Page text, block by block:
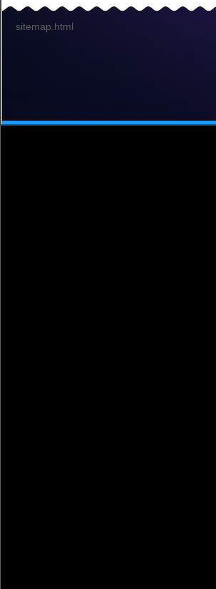
sitemap.html